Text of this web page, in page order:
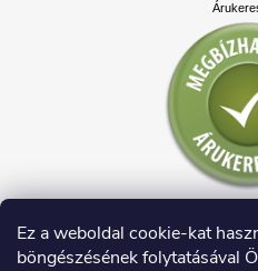
Ez a weboldal cookie-kat
böngészésének folytatásával